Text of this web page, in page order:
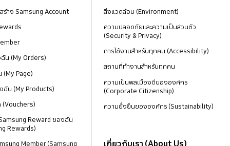
ร้าง Samsung Account
น (My Orders)
Page)
น (My Products)
Reward ของฉัน
Rewards)
Member (Samsung
สิ่งแวดล้อม (Environment)
ความปลอดภัยและความเป็นส่วนตัว
(Security & Privacy)
การใช้งานสำหรับทุกคน (Accessibility)
สถานที่ทำงานสำหรับทุกคน
ความเป็นพลเมืองดีขององค์กร
(Corporate Citizenship)
ความยั่งยืนขององค์กร (Sustainability)
เกี่ยวกับเรา (About Us)